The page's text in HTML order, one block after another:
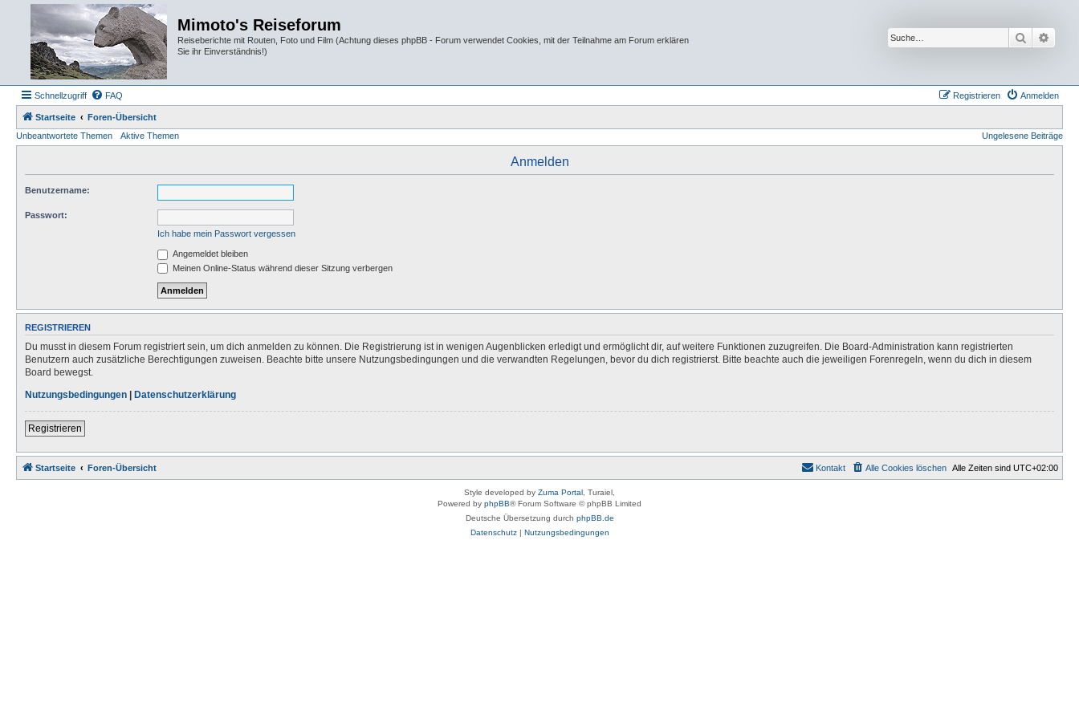
Mimoto's Reiseforum
Reiseberichte mit Routen, Foto und Film (Achtung dieses phpBB - Forum verwendet Cookies, mit der Teilnahme am Forum erklären
Sie ihr Einverständnis!)
Suche
Schnellzugriff FAQ Anmelden
Registrieren
Startseite
Foren-Übersicht
Unbeantwortete Themen
Aktive Themen Ungelesene Beiträge
Anmelden
Benutzername:
Passwort:
Ich habe mein Passwort vergessen
Angemeldet bleiben
Meinen Online-Status während dieser Sitzung verbergen
REGISTRIEREN
Du musst in diesem Forum registriert sein, um dich anmelden zu können. Die Registrierung ist in wenigen Augenblicken erledigt und ermöglicht dir, auf weitere Funktionen zuzugreifen. Die Board-Administration kann registrierten
Benutzern auch zusätzliche Berechtigungen zuweisen. Beachte bitte unsere Nutzungsbedingungen und die verwandten Regelungen, bevor du dich registrierst. Bitte beachte auch die jeweiligen Forenregeln, wenn du dich in diesem
Board bewegst.
Nutzungsbedingungen | Datenschutzerklärung
Registrieren
Startseite Foren-Übersicht Alle Zeiten sind UTC+02:00
Alle Cookies löschen
Kontakt
Style developed by Zuma Portal , Turaiel,
Powered by phpBB® Forum Software © phpBB Limited
Deutsche Übersetzung durch phpBB.de
Datenschutz| Nutzungsbedingungen